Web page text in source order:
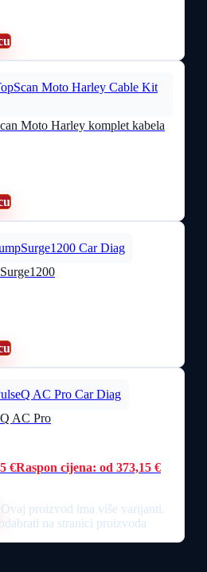
Moto Harley komplet kabela
AC Pro
€Raspon cijena: od 373,15 €
Ovaj proizvod ima više varijanti.
na stranici proizvoda